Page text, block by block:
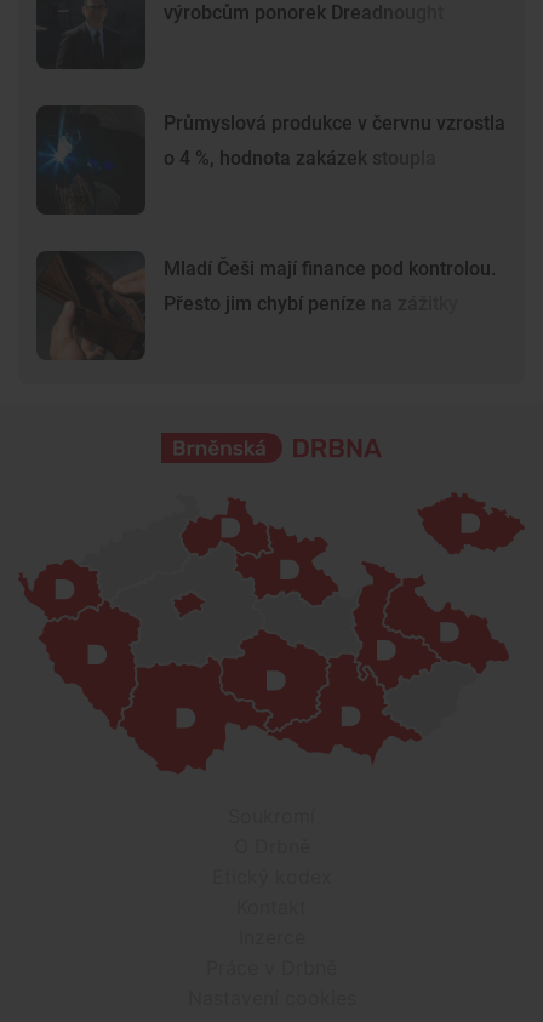
výrobcům ponorek Dreadnought
Průmyslová produkce v červnu vzrostla
o 4 %, hodnota zakázek stoupla
Mladí Češi mají finance pod kontrolou.
Přesto jim chybí peníze na zážitky